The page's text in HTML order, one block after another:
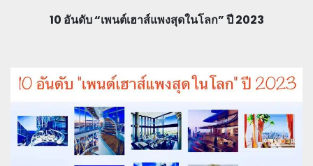
10 อันดับ “เพนต์เฮาส์แพงสุดในโลก” ปี 2023